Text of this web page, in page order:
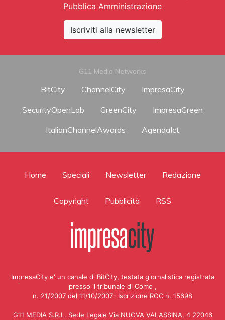
Pubblica Amministrazione
Iscriviti alla newsletter
G11 Media Networks
BitCity ChannelCity
ImpresaCity
SecurityOpenLab
GreenCity
ImpresaGreen
ItalianChannelAwards
AgendaIct
Home Speciali Newsletter Redazione
Copyright Pubblicità RSS
ImpresaCity e' un canale di BitCity, testata giornalistica registrata
presso il tribunale di Como ,
n. 21/2007 del 11/10/2007- Iscrizione ROC n. 15698
G11 MEDIA S.R.L. Sede Legale Via NUOVA VALASSINA, 4 22046